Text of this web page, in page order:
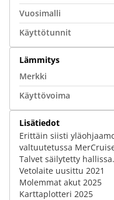
Vuosimalli
Käyttötunnit
Lämmitys
Merkki
Käyttövoima
Lisätiedot
Erittäin siisti
valtuutetussa
Talvet säilytetty hallissa.
Vetolaite uusittu 2021
Molemmat akut 2025
Karttaplotteri 2025